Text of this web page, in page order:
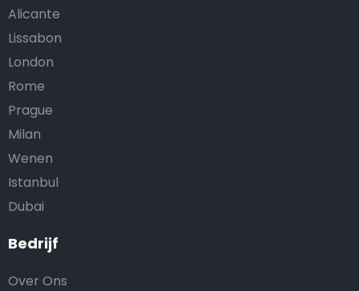
Bedrijf
Over Ons
Alicante
Lissabon
London
Rome
Prague
Milan
Wenen
Istanbul
Dubai